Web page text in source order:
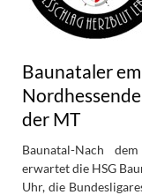
Baunataler
der MT
Baunatal-Nach
erwartet die HSG
Uhr, die